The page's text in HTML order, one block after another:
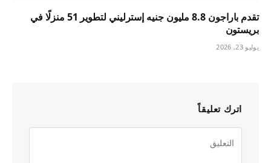
تقدم باراجون 8.8 مليون جنيه إسترليني لتطوير 51 منزلًا في
بريستون
يوليو 23, 2026
اترك تعليقاً